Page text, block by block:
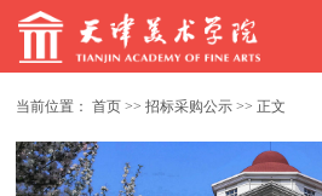
当前位置：首页 >> 招标采购公示 >> 正文